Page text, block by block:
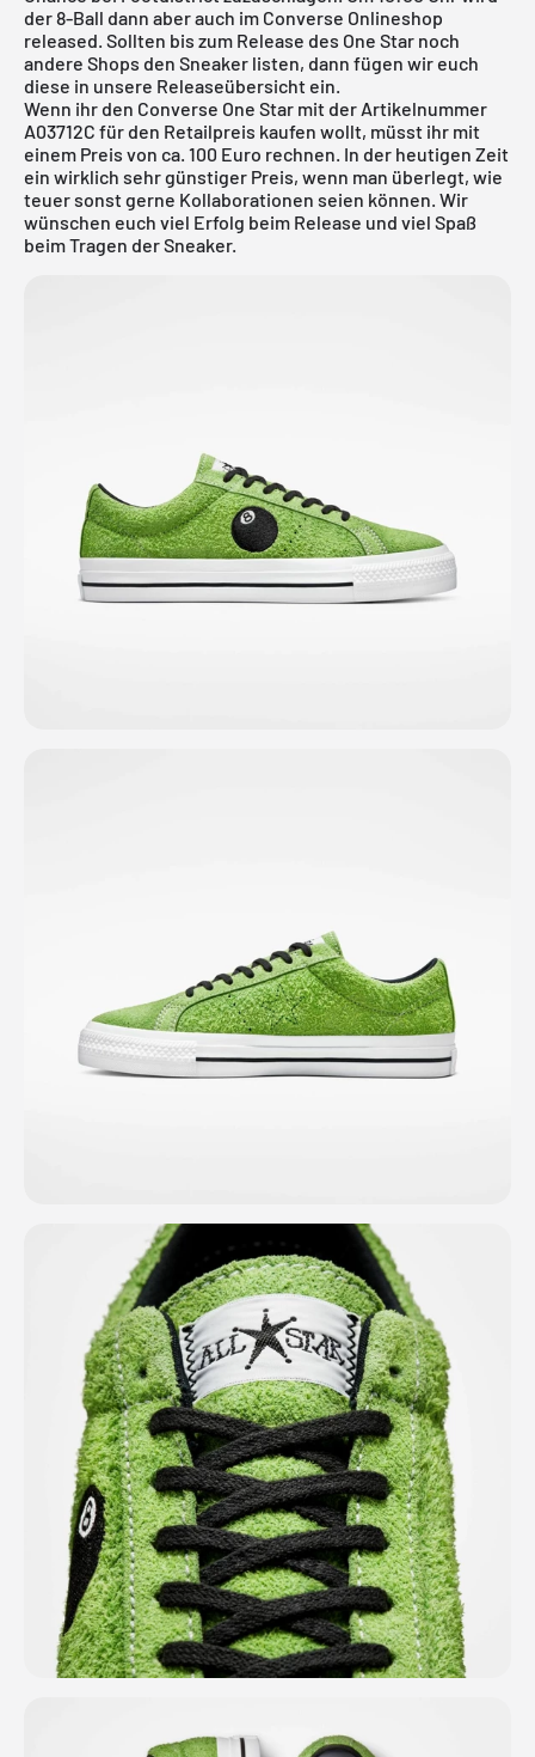
der 8-Ball dann aber auch im Converse Onlineshop
released. Sollten bis zum Release des One Star noch
andere Shops den Sneaker listen, dann fügen wir euch
diese in unsere Releaseübersicht ein.
Wenn ihr den Converse One Star mit der Artikelnummer
A03712C für den Retailpreis kaufen wollt, müsst ihr mit
einem Preis von ca. 100 Euro rechnen. In der heutigen Zeit
ein wirklich sehr günstiger Preis, wenn man überlegt, wie
teuer sonst gerne Kollaborationen seien können. Wir
wünschen euch viel Erfolg beim Release und viel Spaß
beim Tragen der Sneaker.